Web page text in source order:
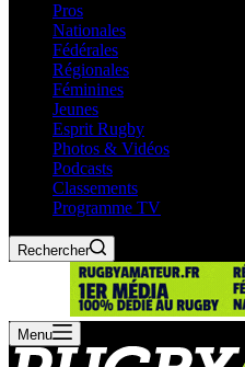
Pros
Nationales
Fédérales
Régionales
Féminines
Jeunes
Esprit Rugby
Photos & Vidéos
Podcasts
Classements
Programme TV
Rechercher
Menu